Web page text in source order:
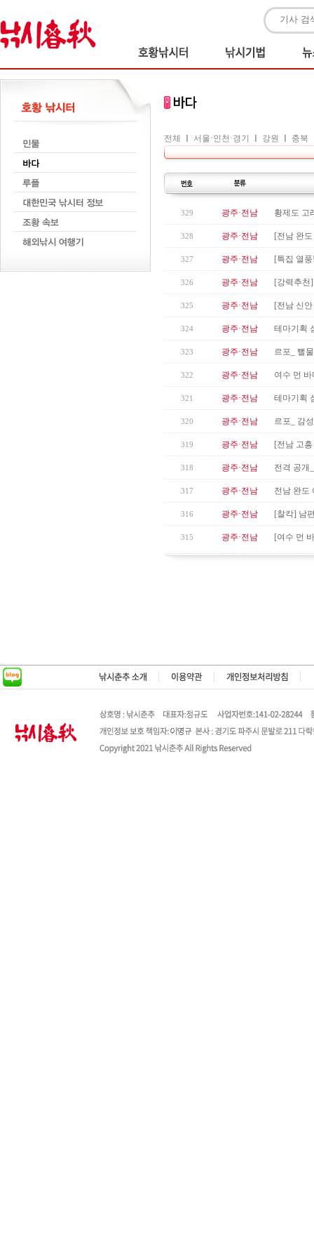
전체 서울·인천·경기 강원 충북
329 광주·전남 황제도 고
328 광주·전남 [전남 완
327 광주·전남 [특집 열
326 광주·전남 [강력추천
325 광주·전남 [전남 신
324 광주·전남 테마기획
323 광주·전남 르포_ 뻘
322 광주·전남 여수 먼
321 광주·전남 테마기획
320 광주·전남 르포_ 감
319 광주·전남 [전남 고
318 광주·전남 전격 공개
317 광주·전남 전남 완도
316 광주·전남 [찰칵] 남
315 광주·전남 [여수 먼